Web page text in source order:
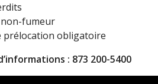
fumeur
prélocation obligatoire
: 873 200-5400